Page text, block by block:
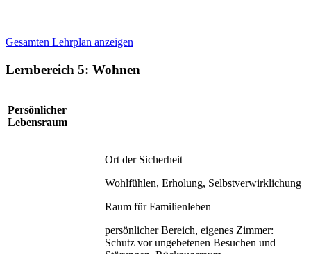
Gesamten Lehrplan anzeigen
Lernbereich 5: Wohnen
Persönlicher
Lebensraum
Ort der Sicherheit
Wohlfühlen, Erholung, Selbstverwirklichung
Raum für Familienleben
persönlicher Bereich, eigenes Zimmer:
Schutz vor ungebetenen Besuchen und